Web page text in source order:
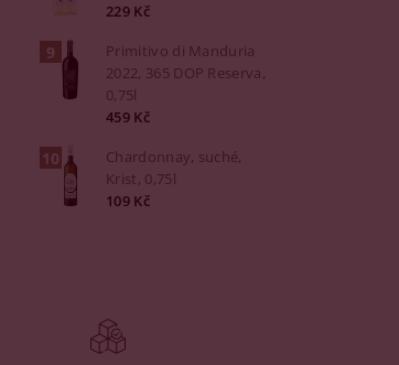
229 Kč
Primitivo di Manduria
2022, 365 DOP Reserva,
0,75l
459 Kč
Chardonnay, suché,
Krist, 0,75l
109 Kč